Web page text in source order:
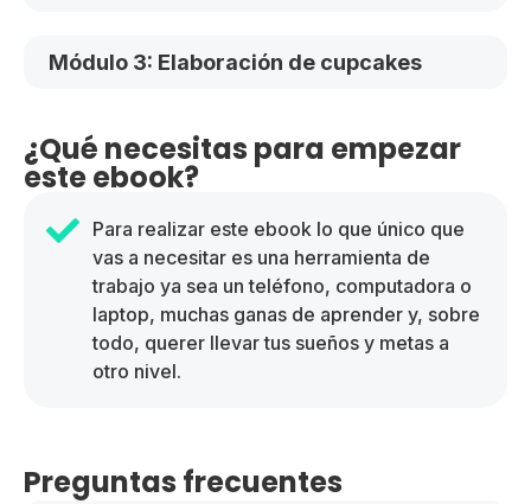
Módulo 3: Elaboración de cupcakes
¿Qué necesitas para empezar
este ebook?
Para realizar este ebook lo que único que
vas a necesitar es una herramienta de
trabajo ya sea un teléfono, computadora o
laptop, muchas ganas de aprender y, sobre
todo, querer llevar tus sueños y metas a
otro nivel.
Preguntas frecuentes